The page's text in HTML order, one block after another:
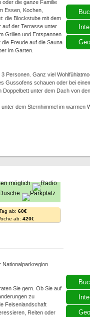
die ganze Familie
Essen, Kochen,
die Blockstube mit dem
auf der Terrasse unter
Grillen und Entspannen.
Freude auf die Sauna
im Garten.
Personen. Ganz viel
Gussofens schauen oder bei
unter dem Dach von
dem Sternhimmel im warmen
ab: 60€
ab: 420€
Nationalparkregion
Sie gern. Ob Sie auf
zu
Felsenlandschaft
Reiten oder